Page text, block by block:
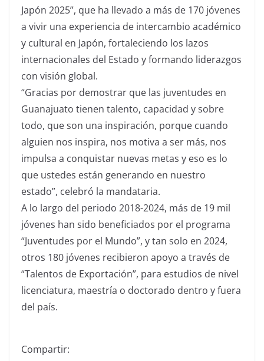
Japón 2025”, que ha llevado a más de 170 jóvenes
a vivir una experiencia de intercambio académico
y cultural en Japón, fortaleciendo los lazos
internacionales del Estado y formando liderazgos
con visión global.
“Gracias por demostrar que las juventudes en
Guanajuato tienen talento, capacidad y sobre
todo, que son una inspiración, porque cuando
alguien nos inspira, nos motiva a ser más, nos
impulsa a conquistar nuevas metas y eso es lo
que ustedes están generando en nuestro
estado”, celebró la mandataria.
A lo largo del periodo 2018-2024, más de 19 mil
jóvenes han sido beneficiados por el programa
“Juventudes por el Mundo”, y tan solo en 2024,
otros 180 jóvenes recibieron apoyo a través de
“Talentos de Exportación”, para estudios de nivel
licenciatura, maestría o doctorado dentro y fuera
del país.
Compartir: